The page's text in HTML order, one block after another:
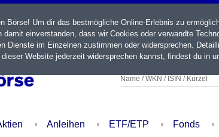
Name / WKN / ISIN / Kürzel
Anleihen ETF/ETP Fonds
Börse! Um dir das bestmögliche Online-Erlebnis zu
einverstanden, dass wir Cookies oder verwandte
Dienste im Einzelnen zustimmen oder widersprechen.
Website jederzeit widersprechen kannst, findest du in